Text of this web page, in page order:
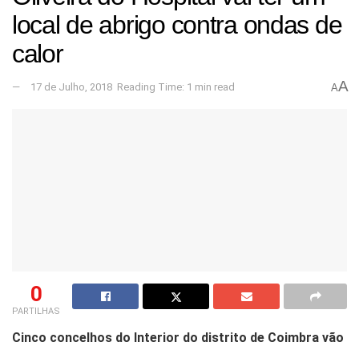
local de abrigo contra ondas de
calor
17 de Julho, 2018 Reading Time: 1 min read AA
0
PARTILHAS
Cinco concelhos do Interior do distrito de Coimbra vão